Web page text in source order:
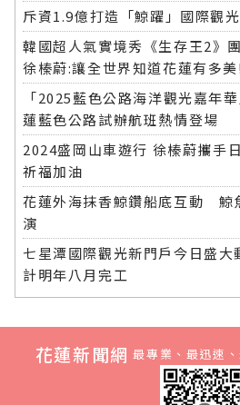
斥資1.9億打造「鯨躍」國際觀
韓國超人氣實境秀《生存王2》
徐榛蔚:讓全世界知道花蓮有多美!
「2025藍色公路海洋觀光嘉年
蓮藍色公路試辦航班熱情登場
2024盛岡山車遊行 徐榛蔚攜手
祈福加油
花蓮外海抹香鯨鑽船底互動 鯨
演
七星潭國際觀光新門戶今日盛大
計明年八月完工
花蓮新聞網 最專業、最迅速